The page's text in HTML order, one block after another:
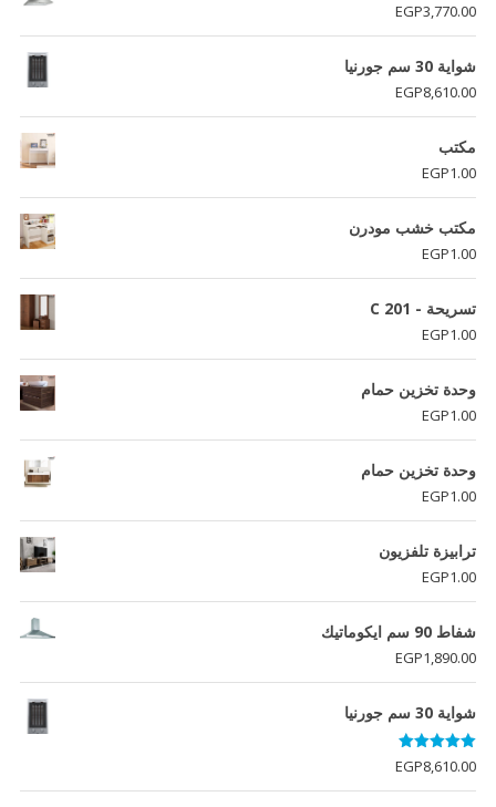
EGP3,770.00
شواية 30 سم جورنيا
EGP8,610.00
مكتب
EGP1.00
مكتب خشب مودرن
EGP1.00
تسريحة - C 201
EGP1.00
وحدة تخزين حمام
EGP1.00
وحدة تخزين حمام
EGP1.00
ترابيزة تلفزيون
EGP1.00
شفاط 90 سم ايكوماتيك
EGP1,890.00
شواية 30 سم جورنيا
تم التقييم
5.00 من 5EGP8,610.00